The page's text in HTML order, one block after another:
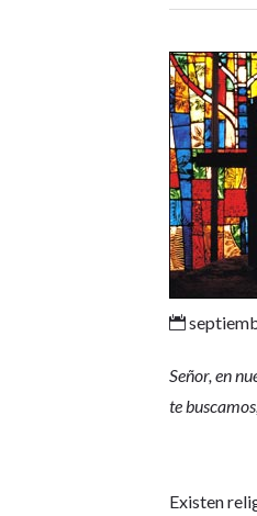

Señor, en
te
Existen